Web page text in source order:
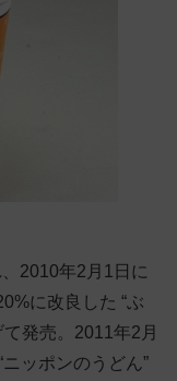
2010年2月1日に
に改良した “ぶ
発売。2011年2月
ッポンのうどん”